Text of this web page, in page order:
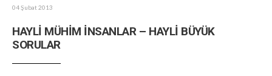
04 Şubat 2013
HAYLİ MÜHİM İNSANLAR – HAYLİ BÜYÜK
SORULAR